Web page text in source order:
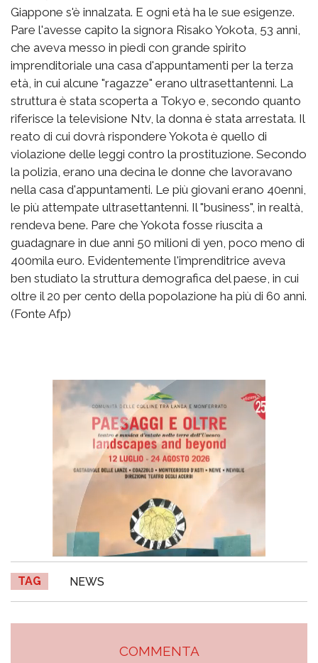
Giappone s'è innalzata. E ogni età ha le sue esigenze.
Pare l'avesse capito la signora Risako Yokota, 53 anni,
che aveva messo in piedi con grande spirito
imprenditoriale una casa d'appuntamenti per la terza
età, in cui alcune "ragazze" erano ultrasettantenni. La
struttura è stata scoperta a Tokyo e, secondo quanto
riferisce la televisione Ntv, la donna è stata arrestata. Il
reato di cui dovrà rispondere Yokota è quello di
violazione delle leggi contro la prostituzione. Secondo
la polizia, erano una decina le donne che lavoravano
nella casa d'appuntamenti. Le più giovani erano 40enni,
le più attempate ultrasettantenni. Il "business", in realtà,
rendeva bene. Pare che Yokota fosse riuscita a
guadagnare in due anni 50 milioni di yen, poco meno di
400mila euro. Evidentemente l'imprenditrice aveva
ben studiato la struttura demografica del paese, in cui
oltre il 20 per cento della popolazione ha più di 60 anni.
(Fonte Afp)
TAG NEWS
COMMENTA